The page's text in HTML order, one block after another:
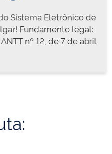
Sistema Eletrônico de
Fundamento legal:
nº 12, de 7 de abril